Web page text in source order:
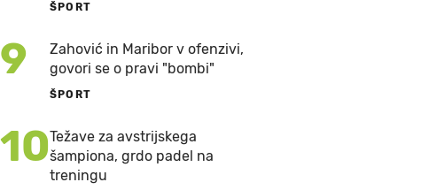
ŠPORT
9
Zahović in Maribor v ofenzivi,
govori se o pravi "bombi"
ŠPORT
10Težave za avstrijskega
šampiona, grdo padel na
treningu